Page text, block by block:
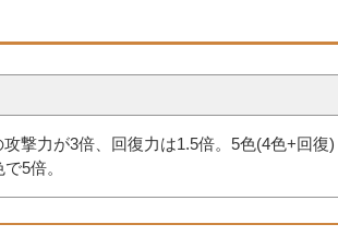
撃力が3倍、回復力は1.5倍。5色(4色+回復)
5倍。